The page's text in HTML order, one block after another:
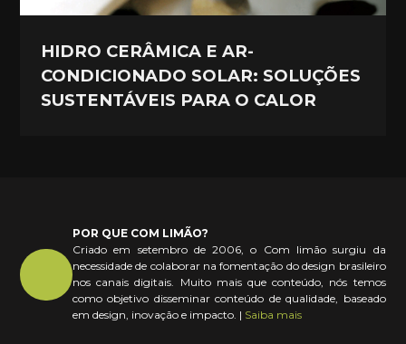
HIDRO CERÂMICA E AR-
CONDICIONADO SOLAR: SOLUÇÕES
SUSTENTÁVEIS PARA O CALOR
POR QUE COM LIMÃO?
Criado em setembro de 2006, o Com limão surgiu da
necessidade de colaborar na fomentação do design brasileiro
nos canais digitais. Muito mais que conteúdo, nós temos
como objetivo disseminar conteúdo de qualidade, baseado
em design, inovação e impacto. | Saiba mais